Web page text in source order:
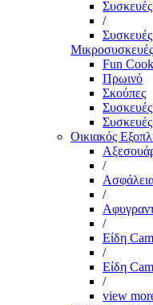
/
Μικροσυσκευές
Fun
Πρωινό
Σκούπες
Οικιακός
/
/
/
Είδη
/
Είδη
/
view